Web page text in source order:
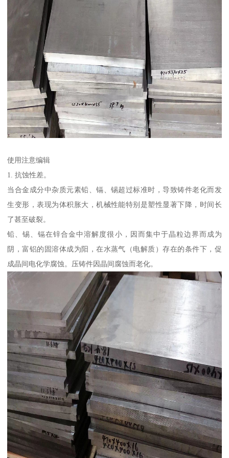
使用注意编辑
1. 抗蚀性差。
当合金成分中杂质元素铅、镉、锡超过标准时，导致铸件老化而发
生变形，表现为体积胀大，机械性能特别是塑性显著下降，时间长
了甚至破裂。
铅、锡、镉在锌合金中溶解度很小，因而集中于晶粒边界而成为
阴，富铝的固溶体成为阳，在水蒸气（电解质）存在的条件下，促
成晶间电化学腐蚀。压铸件因晶间腐蚀而老化。